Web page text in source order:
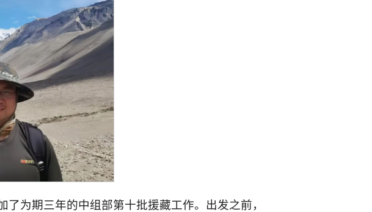
为期三年的中组部第十批援藏工作。出发之前，